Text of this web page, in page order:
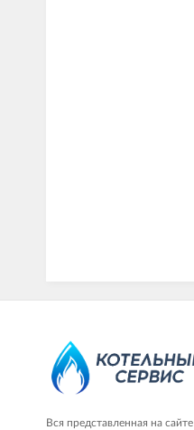
Вся представленная на сайте